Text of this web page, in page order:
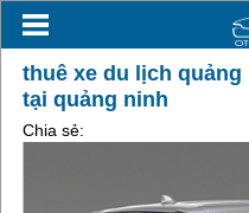
thuê xe du lịch
tại quảng ninh
Chia sẻ: